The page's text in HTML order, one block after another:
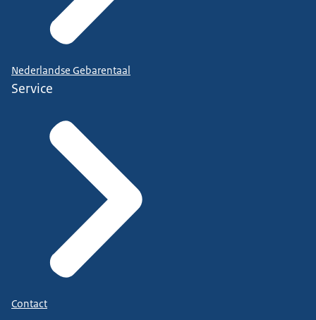
Nederlandse Gebarentaal
Service
Contact